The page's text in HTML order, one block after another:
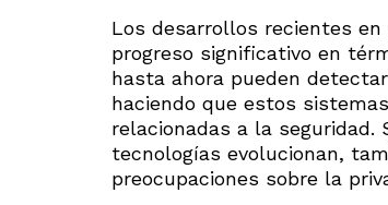
Los desarrollos recientes
progreso significativo en
hasta ahora pueden
haciendo que estos
relacionadas a la seguridad.
tecnologías evolucionan,
preocupaciones sobre la